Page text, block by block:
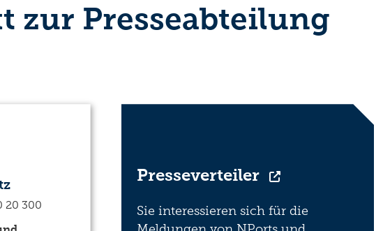
zur Presseabteilung
20 300
Presseverteiler
Sie interessieren sich für die